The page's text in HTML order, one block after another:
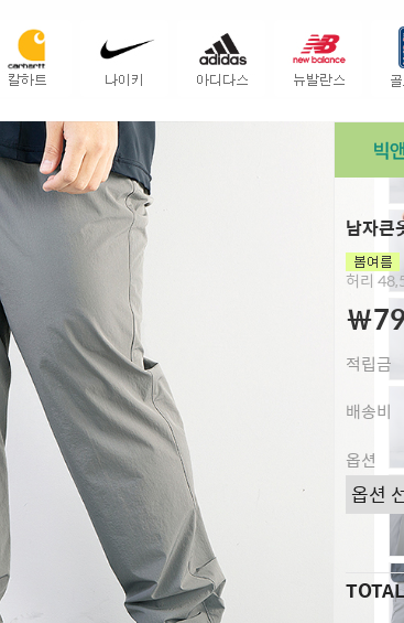
남자큰
허리
￦
적립금
배송비
옵션
TOTAL